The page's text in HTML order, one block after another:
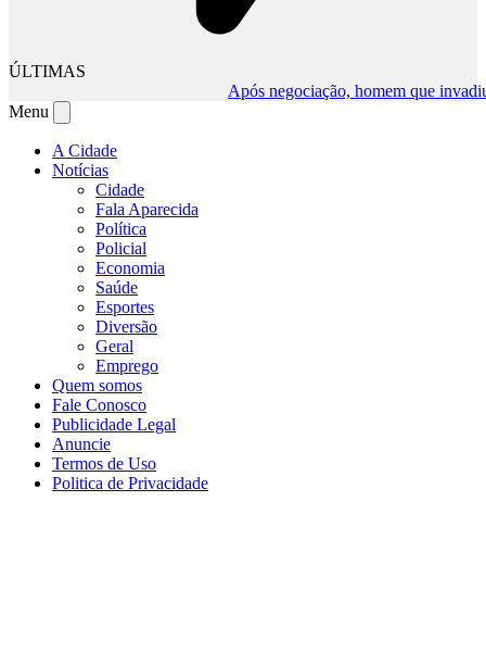
ÚLTIMAS
Após negociação, homem que invadiu
Menu
A Cidade
Notícias
Cidade
Fala Aparecida
Política
Policial
Economia
Saúde
Esportes
Diversão
Geral
Emprego
Quem somos
Fale Conosco
Publicidade Legal
Anuncie
Termos de Uso
Politica de Privacidade